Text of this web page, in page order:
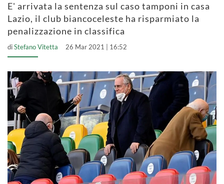
E' arrivata la sentenza sul caso tamponi in casa
Lazio, il club biancoceleste ha risparmiato la
penalizzazione in classifica
diStefano Vitetta 26 Mar 2021 | 16:52